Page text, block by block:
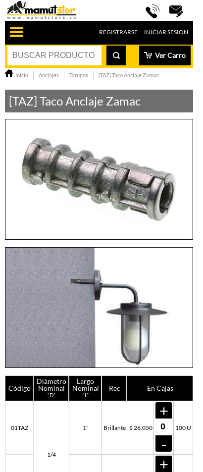
REGISTRARSE INICIAR SESION
Ver Carro
Inicio Anclajes Tarugos [TAZ] Taco Anclaje Zamac
[TAZ] Taco Anclaje Zamac
Código
Diámetro
Nominal
“D”
Largo
Nominal
“L”
Rec En Cajas
01TAZ
1/4
1" Brillante $ 26.050 100 U